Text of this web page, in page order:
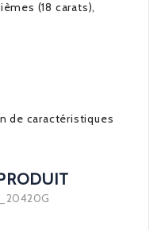
(18 carats),
de caractéristiques